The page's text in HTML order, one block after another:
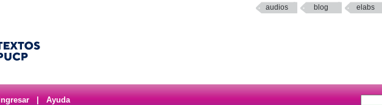
audios blog elabs
Ingresar Ayuda